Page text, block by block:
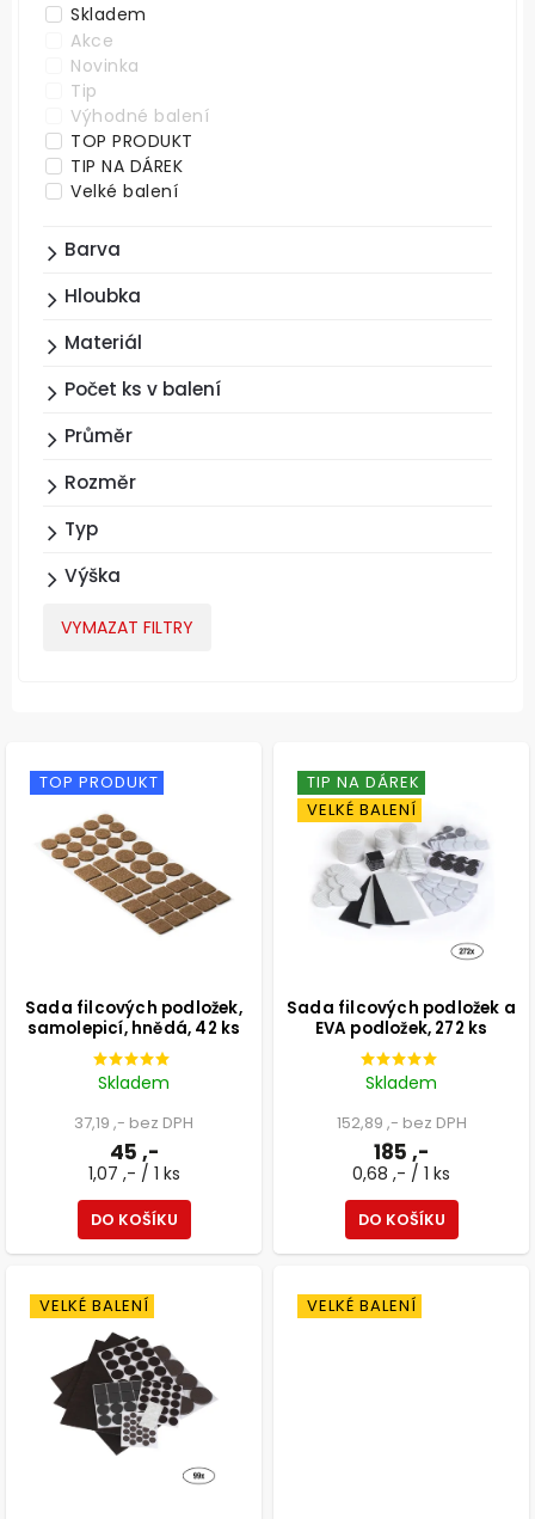
Skladem
Akce
Novinka
Tip
Výhodné balení
TOP PRODUKT
TIP NA DÁREK
Velké balení
Barva
Hloubka
Materiál
Počet ks v balení
Průměr
Rozměr
Typ
Výška
VYMAZAT FILTRY
TOP PRODUKT
Sada filcových podložek,
samolepicí, hnědá, 42 ks
Skladem
37,19 ,- bez DPH
45 ,-
1,07 ,- / 1 ks
DO KOŠÍKU
TIP NA DÁREK
VELKÉ BALENÍ
Sada filcových podložek a
EVA podložek, 272 ks
Skladem
152,89 ,- bez DPH
185 ,-
0,68 ,- / 1 ks
DO KOŠÍKU
VELKÉ BALENÍ VELKÉ BALENÍ